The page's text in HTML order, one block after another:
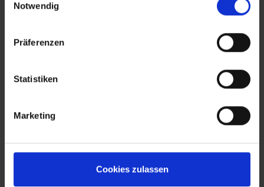
Notwendig
Präferenzen
Statistiken
Marketing
Cookies zulassen